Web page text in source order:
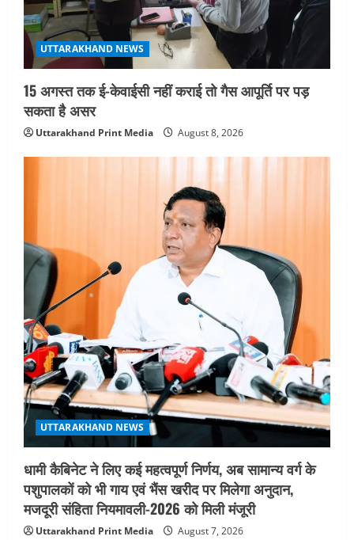
UTTARAKHAND NEWS
15 अगस्त तक ई-केवाईसी नहीं कराई तो गैस आपूर्ति पर पड़
सकता है असर
Uttarakhand Print Media August 8, 2026
UTTARAKHAND NEWS
धामी कैबिनेट ने लिए कई महत्वपूर्ण निर्णय, अब सामान्य वर्ग के
पशुपालकों को भी गाय एवं भैंस खरीद पर मिलेगा अनुदान,
मजदूरी संहिता नियमावली-2026 को मिली मंजूरी
Uttarakhand Print Media August 7, 2026